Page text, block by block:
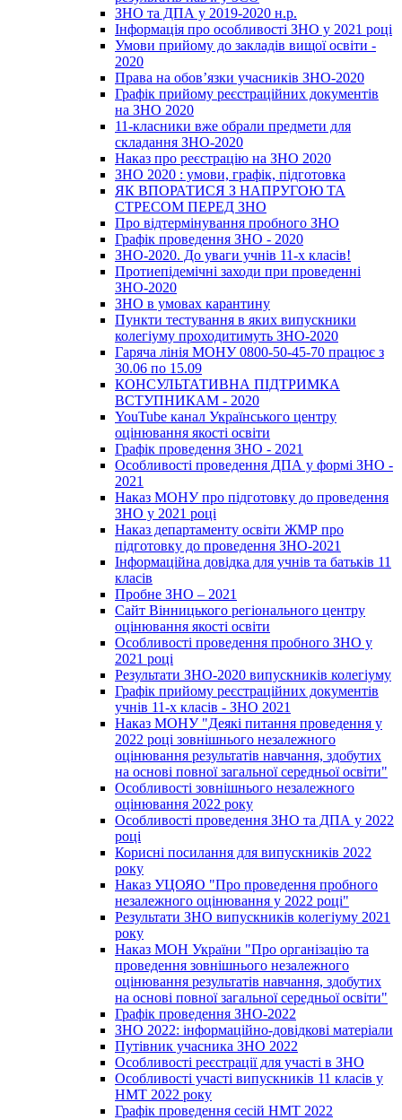
ЗНО та ДПА у 2019-2020 н.р.
Інформація про особливості ЗНО у 2021 році
Умови прийому до закладів вищої освіти -
2020
Права на обов’язки учасників ЗНО-2020
Графік прийому реєстраційних документів
на ЗНО 2020
11-класники вже обрали предмети для
складання ЗНО-2020
Наказ про реєстрацію на ЗНО 2020
ЗНО 2020 : умови, графік, підготовка
ЯК ВПОРАТИСЯ З НАПРУГОЮ ТА
СТРЕСОМ ПЕРЕД ЗНО
Про відтермінування пробного ЗНО
Графік проведення ЗНО - 2020
ЗНО-2020. До уваги учнів 11-х класів!
Протиепідемічні заходи при проведенні
ЗНО-2020
ЗНО в умовах карантину
Пункти тестування в яких випускники
колегіуму проходитимуть ЗНО-2020
Гаряча лінія МОНУ 0800-50-45-70 працює з
30.06 по 15.09
КОНСУЛЬТАТИВНА ПІДТРИМКА
ВСТУПНИКАМ - 2020
YouTube канал Українського центру
оцінювання якості освіти
Графік проведення ЗНО - 2021
Особливості проведення ДПА у формі ЗНО -
2021
Наказ МОНУ про підготовку до проведення
ЗНО у 2021 році
Наказ департаменту освіти ЖМР про
підготовку до проведення ЗНО-2021
Інформаційна довідка для учнів та батьків 11
класів
Пробне ЗНО – 2021
Сайт Вінницького регіонального центру
оцінювання якості освіти
Особливості проведення пробного ЗНО у
2021 році
Результати ЗНО-2020 випускників колегіуму
Графік прийому реєстраційних документів
учнів 11-х класів - ЗНО 2021
Наказ МОНУ "Деякі питання проведення у
2022 році зовнішнього незалежного
оцінювання результатів навчання, здобутих
на основі повної загальної середньої освіти"
Особливості зовнішнього незалежного
оцінювання 2022 року
Особливості проведення ЗНО та ДПА у 2022
році
Корисні посилання для випускників 2022
року
Наказ УЦОЯО "Про проведення пробного
незалежного оцінювання у 2022 році"
Результати ЗНО випускників колегіуму 2021
року
Наказ МОН України "Про організацію та
проведення зовнішнього незалежного
оцінювання результатів навчання, здобутих
на основі повної загальної середньої освіти"
Графік проведення ЗНО-2022
ЗНО 2022: інформаційно-довідкові матеріали
Путівник учасника ЗНО 2022
Особливості реєстрації для участі в ЗНО
Особливості участі випускників 11 класів у
НМТ 2022 року
Графік проведення сесій НМТ 2022